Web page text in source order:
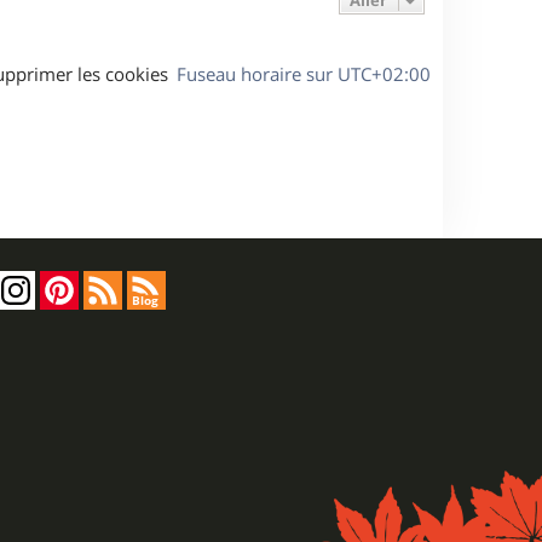
Fuseau horaire sur UTC+02:00
les cookies